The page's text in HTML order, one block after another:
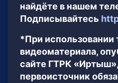
найдёте в нашем
Подписывайтесь
*При использовании
видеоматериала,
сайте ГТРК
первоисточник